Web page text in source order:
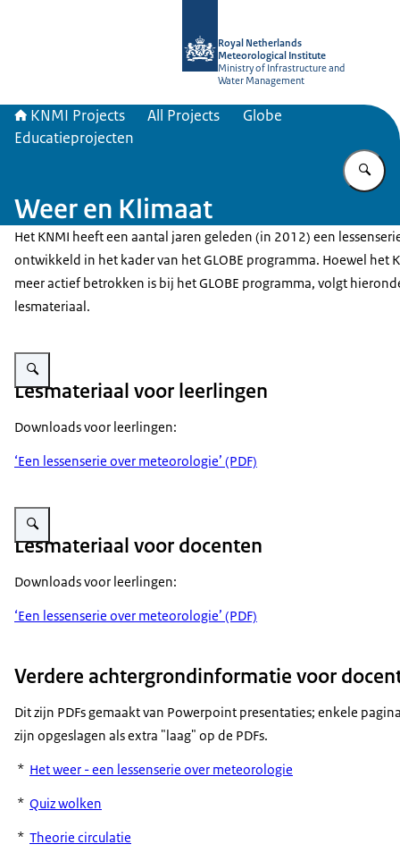
Royal Netherlands
Meteorological Institute
Ministry of Infrastructure and
Water Management
KNMI Projects All Projects
Globe
Educatieprojecten
Weer en Klimaat
Het KNMI heeft een aantal jaren geleden (in 2012) een
ontwikkeld in het kader van het GLOBE programma. Hoewel het
meer actief betrokken is bij het GLOBE programma, volgt
lesmateriaal.
Enlarge image Lesmateriaal voor leerlingen
Lesmateriaal voor leerlingen
Downloads voor leerlingen:
‘Een lessenserie over meteorologie’ (PDF)
Enlarge image Lesmateriaal docenten
Lesmateriaal voor docenten
Downloads voor leerlingen:
‘Een lessenserie over meteorologie’ (PDF)
Verdere achtergrondinformatie voor
Dit zijn PDFs gemaakt van Powerpoint presentaties; enkele
zijn opgeslagen als extra "laag" op de PDFs.
* Het weer - een lessenserie over meteorologie
* Quiz wolken
* Theorie circulatie